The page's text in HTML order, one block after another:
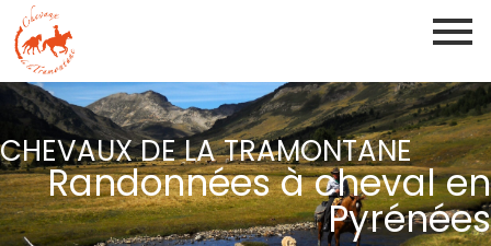
CHEVAUX DE LA TRAMONTANE
Randonnées à cheval en
Pyrénées